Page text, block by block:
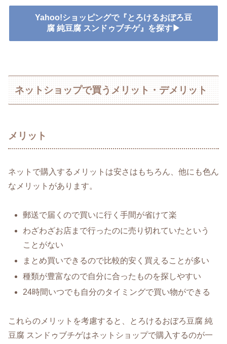
Yahoo!ショッピングで『とろけるおぼろ豆
腐 純豆腐 スンドゥブチゲ』を探す▶
ネットショップで買うメリット・デメリット
メリット
ネットで購入するメリットは安さはもちろん、他にも色ん
なメリットがあります。
郵送で届くので買いに行く手間が省けて楽
わざわざお店まで行ったのに売り切れていたという
ことがない
まとめ買いできるので比較的安く買えることが多い
種類が豊富なので自分に合ったものを探しやすい
24時間いつでも自分のタイミングで買い物ができる
これらのメリットを考慮すると、とろけるおぼろ豆腐 純
豆腐 スンドゥブチゲはネットショップで購入するのが一